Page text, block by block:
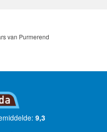
van Purmerend
9,3